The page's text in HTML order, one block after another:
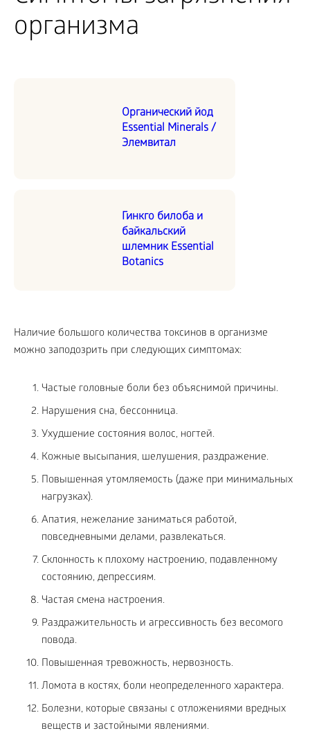
организма
Органический йод
Essential Minerals /
Элемвитал
Гинкго билоба и
байкальский
шлемник Essential
Botanics
Наличие большого количества токсинов в организме
можно заподозрить при следующих симптомах:
Частые головные боли без объяснимой причины.
Нарушения сна, бессонница.
Ухудшение состояния волос, ногтей.
Кожные высыпания, шелушения, раздражение.
Повышенная утомляемость (даже при минимальных
нагрузках).
Апатия, нежелание заниматься работой,
повседневными делами, развлекаться.
Склонность к плохому настроению, подавленному
состоянию, депрессиям.
Частая смена настроения.
Раздражительность и агрессивность без весомого
повода.
Повышенная тревожность, нервозность.
Ломота в костях, боли неопределенного характера.
Болезни, которые связаны с отложениями вредных
веществ и застойными явлениями.